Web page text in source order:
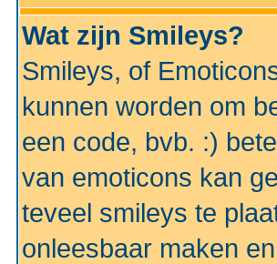
Wat zijn Smileys?
Smileys, of
kunnen worden om
een code, bvb. :)
van emoticons kan
teveel smileys te
onleesbaar maken